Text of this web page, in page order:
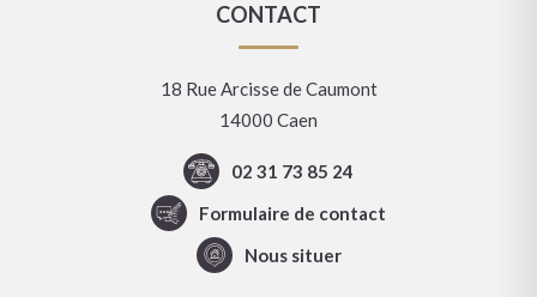
CONTACT
18 Rue Arcisse de Caumont
14000 Caen
02 31 73 85 24
Formulaire de contact
Nous situer